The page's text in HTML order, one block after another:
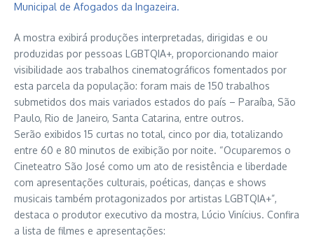
Municipal de Afogados da Ingazeira.
A mostra exibirá produções interpretadas, dirigidas e ou
produzidas por pessoas LGBTQIA+, proporcionando maior
visibilidade aos trabalhos cinematográficos fomentados por
esta parcela da população: foram mais de 150 trabalhos
submetidos dos mais variados estados do país – Paraíba, São
Paulo, Rio de Janeiro, Santa Catarina, entre outros.
Serão exibidos 15 curtas no total, cinco por dia, totalizando
entre 60 e 80 minutos de exibição por noite. “Ocuparemos o
Cineteatro São José como um ato de resistência e liberdade
com apresentações culturais, poéticas, danças e shows
musicais também protagonizados por artistas LGBTQIA+”,
destaca o produtor executivo da mostra, Lúcio Vinícius. Confira
a lista de filmes e apresentações: